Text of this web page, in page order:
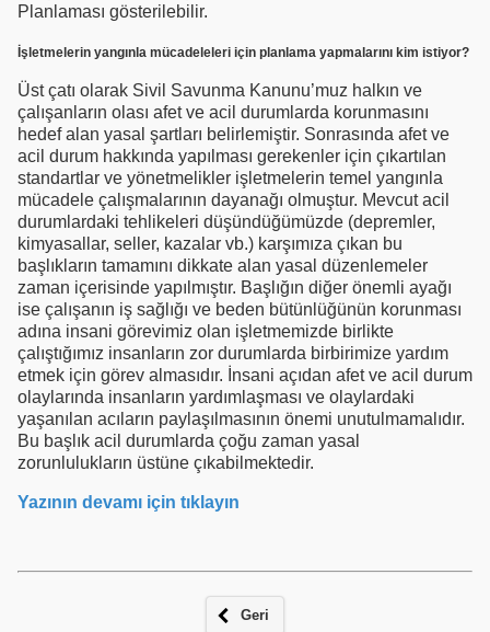
Planlaması gösterilebilir.
İşletmelerin yangınla mücadeleleri için planlama yapmalarını kim istiyor?
Üst çatı olarak Sivil Savunma Kanunu’muz halkın ve
çalışanların olası afet ve acil durumlarda korunmasını
hedef alan yasal şartları belirlemiştir. Sonrasında afet ve
acil durum hakkında yapılması gerekenler için çıkartılan
standartlar ve yönetmelikler işletmelerin temel yangınla
mücadele çalışmalarının dayanağı olmuştur. Mevcut acil
durumlardaki tehlikeleri düşündüğümüzde (depremler,
kimyasallar, seller, kazalar vb.) karşımıza çıkan bu
başlıkların tamamını dikkate alan yasal düzenlemeler
zaman içerisinde yapılmıştır. Başlığın diğer önemli ayağı
ise çalışanın iş sağlığı ve beden bütünlüğünün korunması
adına insani görevimiz olan işletmemizde birlikte
çalıştığımız insanların zor durumlarda birbirimize yardım
etmek için görev almasıdır. İnsani açıdan afet ve acil durum
olaylarında insanların yardımlaşması ve olaylardaki
yaşanılan acıların paylaşılmasının önemi unutulmamalıdır.
Bu başlık acil durumlarda çoğu zaman yasal
zorunlulukların üstüne çıkabilmektedir.
Yazının devamı için tıklayın
Geri